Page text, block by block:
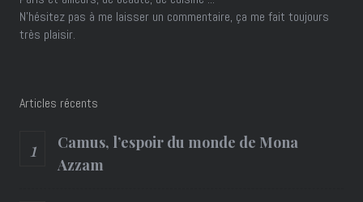
N'hésitez pas à me laisser un commentaire, ça me fait toujours
très plaisir.
Articles récents
Camus, l’espoir du monde de Mona
Azzam